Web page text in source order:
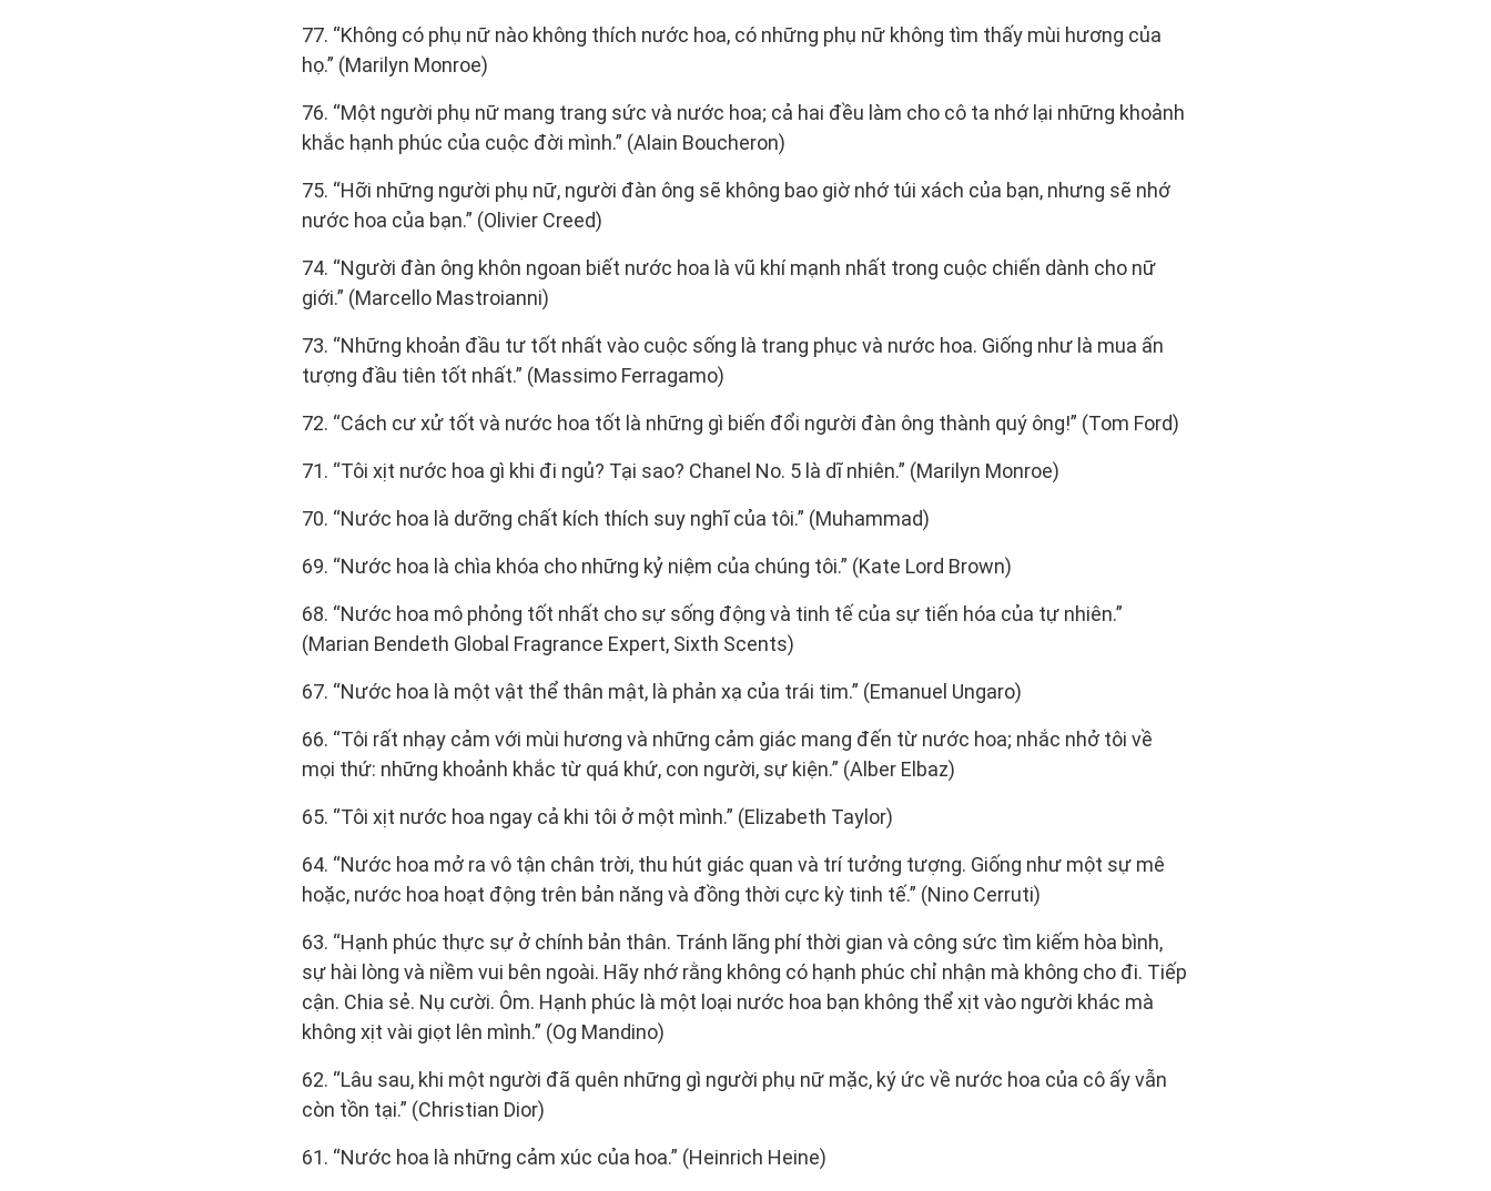
77. “Không có phụ nữ nào không thích nước hoa, có những phụ nữ không tìm thấy mùi hương của
họ.” (Marilyn Monroe)
76. “Một người phụ nữ mang trang sức và nước hoa; cả hai đều làm cho cô ta nhớ lại những khoảnh
khắc hạnh phúc của cuộc đời mình.” (Alain Boucheron)
75. “Hỡi những người phụ nữ, người đàn ông sẽ không bao giờ nhớ túi xách của bạn, nhưng sẽ nhớ
nước hoa của bạn.” (Olivier Creed)
74. “Người đàn ông khôn ngoan biết nước hoa là vũ khí mạnh nhất trong cuộc chiến dành cho nữ
giới.” (Marcello Mastroianni)
73. “Những khoản đầu tư tốt nhất vào cuộc sống là trang phục và nước hoa. Giống như là mua ấn
tượng đầu tiên tốt nhất.” (Massimo Ferragamo)
72. “Cách cư xử tốt và nước hoa tốt là những gì biến đổi người đàn ông thành quý ông!” (Tom Ford)
71. “Tôi xịt nước hoa gì khi đi ngủ? Tại sao? Chanel No. 5 là dĩ nhiên.” (Marilyn Monroe)
70. “Nước hoa là dưỡng chất kích thích suy nghĩ của tôi.” (Muhammad)
69. “Nước hoa là chìa khóa cho những kỷ niệm của chúng tôi.” (Kate Lord Brown)
68. “Nước hoa mô phỏng tốt nhất cho sự sống động và tinh tế của sự tiến hóa của tự nhiên.”
(Marian Bendeth Global Fragrance Expert, Sixth Scents)
67. “Nước hoa là một vật thể thân mật, là phản xạ của trái tim.” (Emanuel Ungaro)
66. “Tôi rất nhạy cảm với mùi hương và những cảm giác mang đến từ nước hoa; nhắc nhở tôi về
mọi thứ: những khoảnh khắc từ quá khứ, con người, sự kiện.” (Alber Elbaz)
65. “Tôi xịt nước hoa ngay cả khi tôi ở một mình.” (Elizabeth Taylor)
64. “Nước hoa mở ra vô tận chân trời, thu hút giác quan và trí tưởng tượng. Giống như một sự mê
hoặc, nước hoa hoạt động trên bản năng và đồng thời cực kỳ tinh tế.” (Nino Cerruti)
63. “Hạnh phúc thực sự ở chính bản thân. Tránh lãng phí thời gian và công sức tìm kiếm hòa bình,
sự hài lòng và niềm vui bên ngoài. Hãy nhớ rằng không có hạnh phúc chỉ nhận mà không cho đi. Tiếp
cận. Chia sẻ. Nụ cười. Ôm. Hạnh phúc là một loại nước hoa bạn không thể xịt vào người khác mà
không xịt vài giọt lên mình.” (Og Mandino)
62. “Lâu sau, khi một người đã quên những gì người phụ nữ mặc, ký ức về nước hoa của cô ấy vẫn
còn tồn tại.” (Christian Dior)
61. “Nước hoa là những cảm xúc của hoa.” (Heinrich Heine)